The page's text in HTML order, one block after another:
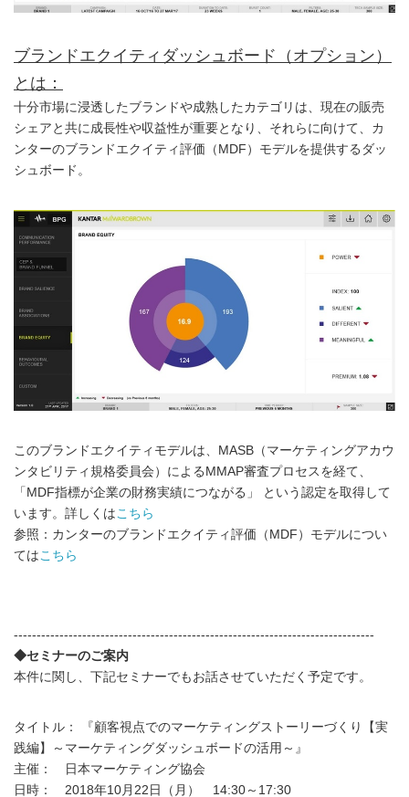
ブランドエクイティダッシュボード（オプション）
とは：
十分市場に浸透したブランドや成熟したカテゴリは、現在の販売
シェアと共に成長性や収益性が重要となり、それらに向けて、カ
ンターのブランドエクイティ評価（MDF）モデルを提供するダッ
シュボード。
このブランドエクイティモデルは、MASB（マーケティングアカウ
ンタビリティ規格委員会）によるMMAP審査プロセスを経て、
「MDF指標が企業の財務実績につながる」 という認定を取得して
います。詳しくはこちら
参照：カンターのブランドエクイティ評価（MDF）モデルについ
てはこちら
-------------------------------------------------------------------------------
◆セミナーのご案内
本件に関し、下記セミナーでもお話させていただく予定です。
タイトル： 『顧客視点でのマーケティングストーリーづくり【実
践編】～マーケティングダッシュボードの活用～』
主催： 日本マーケティング協会
日時： 2018年10月22日（月） 14:30～17:30